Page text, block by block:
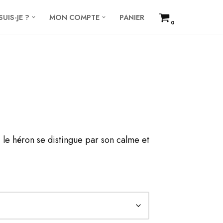
JE ? MON COMPTE PANIER 0
héron se distingue par son calme et